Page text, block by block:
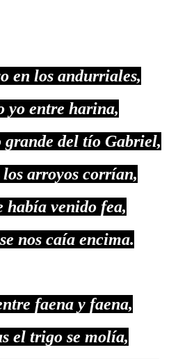
en los andurriales,
yo entre harina,
del tío Gabriel,
arroyos corrían,
había venido fea,
nos caía encima.
faena y faena,
el trigo se molía,